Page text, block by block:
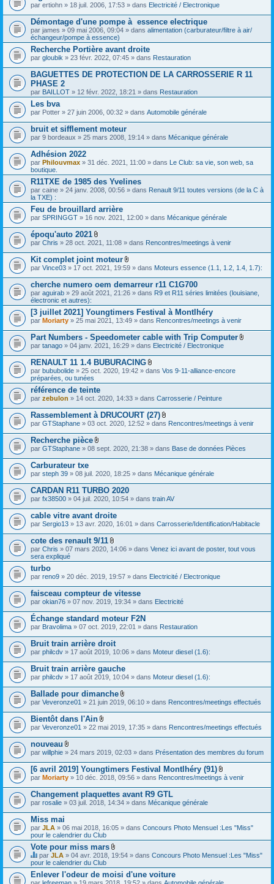
(
s
)
j
o
s
)
par ertiohn » 18 juil. 2006, 17:53 » dans Electricité / Electronique
Démontage d'une pompe à essence electrique
par james » 09 mai 2006, 09:04 » dans alimentation (carburateur/filtre à air/
échangeur/pompe à essence)
Recherche Portière avant droite
par gloubik » 23 févr. 2022, 07:45 » dans Restauration
BAGUETTES DE PROTECTION DE LA CARROSSERIE R 11
PHASE 2
par BAILLOT » 12 févr. 2022, 18:21 » dans Restauration
Les bva
par Potter » 27 juin 2006, 00:32 » dans Automobile générale
bruit et sifflement moteur
par 9 bordeaux » 25 mars 2008, 19:14 » dans Mécanique générale
Adhésion 2022
par Philouvmax » 31 déc. 2021, 11:00 » dans Le Club: sa vie, son web, sa
boutique.
R11TXE de 1985 des Yvelines
par caine » 24 janv. 2008, 00:56 » dans Renault 9/11 toutes versions (de la C à
la TXE) :
Feu de brouillard arrière
par SPRINGGT » 16 nov. 2021, 12:00 » dans Mécanique générale
époqu'auto 2021
F
c
h
i
e
r
(
)
j
o
i
n
t
s
)
par Chris » 28 oct. 2021, 11:08 » dans Rencontres/meetings à venir
Kit complet joint moteur
F
c
h
i
r
(
s
)
j
o
i
n
t
s
par Vince03 » 17 oct. 2021, 19:59 » dans Moteurs essence (1.1, 1.2, 1.4, 1.7):
cherche numero oem demarreur r11 C1G700
par aguirab » 29 août 2021, 21:26 » dans R9 et R11 séries limitées (louisiane,
électronic et autres):
[3 juillet 2021] Youngtimers Festival à Montlhéry
par Moriarty » 25 mai 2021, 13:49 » dans Rencontres/meetings à venir
Part Numbers - Speedometer cable with Trip Computer
c
)
o
i
t
s
par tanago » 04 janv. 2021, 16:29 » dans Electricité / Electronique
RENAULT 11 1.4 BUBURACING
F
c
i
r
(
s
)
o
i
s
par bububolide » 25 oct. 2020, 19:42 » dans Vos 9-11-alliance-encore
préparées, ou tunées
référence de teinte
par zebulon » 14 oct. 2020, 14:33 » dans Carrosserie / Peinture
Rassemblement à DRUCOURT (27)
F
c
i
e
(
o
i
t
)
par GTStaphane » 03 oct. 2020, 12:52 » dans Rencontres/meetings à venir
Recherche pièce
F
c
i
e
r
(
)
j
o
i
n
t
s
par GTStaphane » 08 sept. 2020, 21:38 » dans Base de données Pièces
Carburateur txe
par steph 39 » 08 juil. 2020, 18:25 » dans Mécanique générale
CARDAN R11 TURBO 2020
par fx38500 » 04 juil. 2020, 10:54 » dans train AV
cable vitre avant droite
par Sergio13 » 13 avr. 2020, 16:01 » dans Carrosserie/Identification/Habitacle
cote des renault 9/11
F
c
i
r
(
s
)
j
o
i
n
t
s
)
par Chris » 07 mars 2020, 14:06 » dans Venez ici avant de poster, tout vous
sera expliqué
turbo
par reno9 » 20 déc. 2019, 19:57 » dans Electricité / Electronique
faisceau compteur de vitesse
par okian76 » 07 nov. 2019, 19:34 » dans Electricité
Échange standard moteur F2N
par Bravolima » 07 oct. 2019, 22:01 » dans Restauration
Bruit train arrière droit
par philcdv » 17 août 2019, 10:06 » dans Moteur diesel (1.6):
Bruit train arrière gauche
par philcdv » 17 août 2019, 10:04 » dans Moteur diesel (1.6):
Ballade pour dimanche
F
i
c
i
e
(
)
j
o
i
n
t
)
par Veveronze01 » 21 juin 2019, 06:10 » dans Rencontres/meetings effectués
Bientôt dans l'Ain
F
c
i
e
r
(
)
j
o
i
t
(
s
)
par Veveronze01 » 22 mai 2019, 17:35 » dans Rencontres/meetings effectués
nouveau
F
c
h
e
r
(
o
i
n
(
s
)
par willphie » 24 mars 2019, 02:03 » dans Présentation des membres du forum
[6 avril 2019] Youngtimers Festival Montlhéry (91)
F
c
e
(
)
o
par Moriarty » 10 déc. 2018, 09:56 » dans Rencontres/meetings à venir
Changement plaquettes avant R9 GTL
par rosalie » 03 juil. 2018, 14:34 » dans Mécanique générale
Miss mai
par JLA » 06 mai 2018, 16:05 » dans Concours Photo Mensuel :Les "Miss"
pour le calendrier du Club
Vote pour miss mars
F
c
h
i
C
e
s
par JLA » 04 avr. 2018, 19:54 » dans Concours Photo Mensuel :Les "Miss"
pour le calendrier du Club
Enlever l'odeur de moisi d'une voiture
par lefreeman » 19 mars 2018, 19:52 » dans Automobile générale